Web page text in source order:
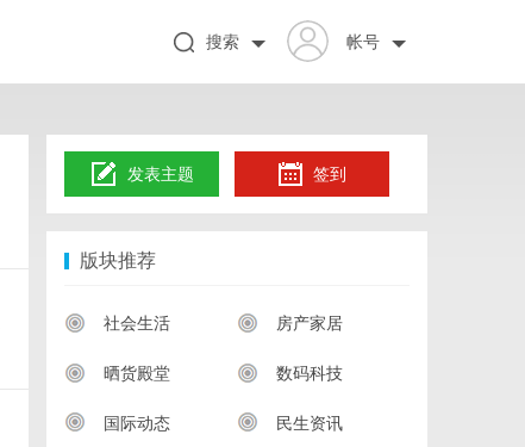
帐号
搜索
发表主题 签到
版块推荐
社会生活 房产家居
晒货殿堂 数码科技
国际动态 民生资讯